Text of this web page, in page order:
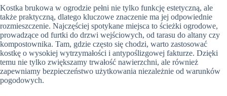
Kostka brukowa w ogrodzie pełni nie tylko funkcję estetyczną, ale
także praktyczną, dlatego kluczowe znaczenie ma jej odpowiednie
rozmieszczenie. Najczęściej spotykane miejsca to ścieżki ogrodowe,
prowadzące od furtki do drzwi wejściowych, od tarasu do altany czy
kompostownika. Tam, gdzie często się chodzi, warto zastosować
kostkę o wysokiej wytrzymałości i antypoślizgowej fakturze. Dzięki
temu nie tylko zwiększamy trwałość nawierzchni, ale również
zapewniamy bezpieczeństwo użytkowania niezależnie od warunków
pogodowych.